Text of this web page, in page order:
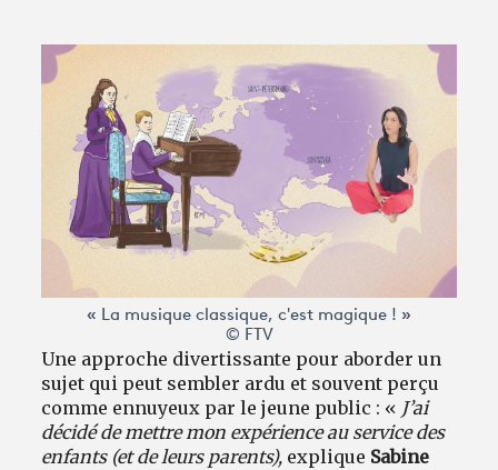
« La musique classique, c'est magique ! »
© FTV
Une approche divertissante pour aborder un
sujet qui peut sembler ardu et souvent perçu
comme ennuyeux par le jeune public : « J’ai
décidé de mettre mon expérience au service des
enfants (et de leurs parents), explique Sabine